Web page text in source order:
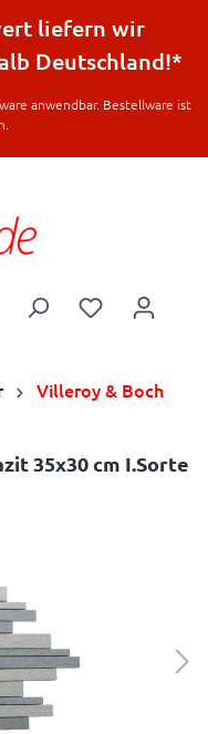
liefern wir
Deutschland!*
anwendbar. Bestellware ist
Villeroy & Boch
35x30 cm I.Sorte